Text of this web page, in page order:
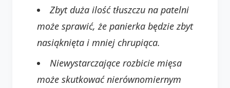
Zbyt duża ilość tłuszczu na patelni
może sprawić, że panierka będzie zbyt
nasiąknięta i mniej chrupiąca.
Niewystarczające rozbicie mięsa
może skutkować nierównomiernym